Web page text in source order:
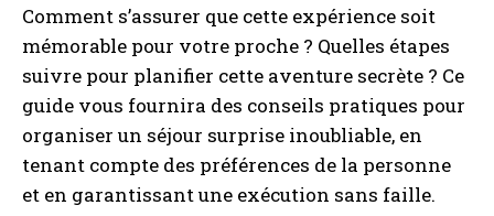
Comment s’assurer que cette expérience soit
mémorable pour votre proche ? Quelles étapes
suivre pour planifier cette aventure secrète ? Ce
guide vous fournira des conseils pratiques pour
organiser un séjour surprise inoubliable, en
tenant compte des préférences de la personne
et en garantissant une exécution sans faille.